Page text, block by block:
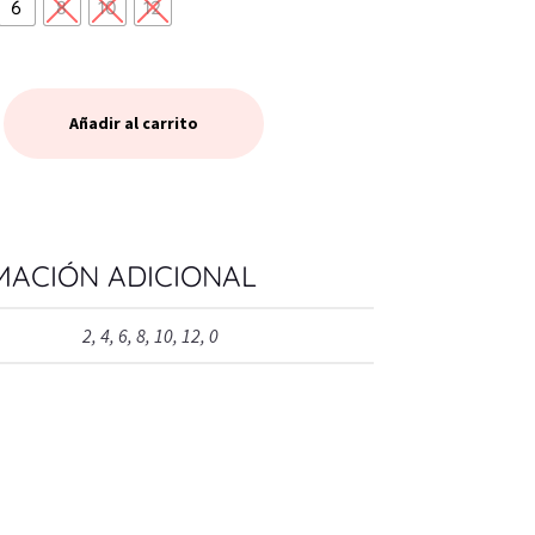
6 8 10 12
Añadir al carrito
ADICIONAL
2, 4, 6, 8, 10, 12, 0